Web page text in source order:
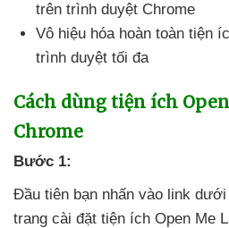
trên trình duyệt Chrome
Vô hiệu hóa hoàn toàn tiện
trình duyệt tối đa
Cách dùng tiện ích
Chrome
Bước 1:
Đầu tiên bạn nhấn vào link dưới
trang cài đặt tiện ích Open Me